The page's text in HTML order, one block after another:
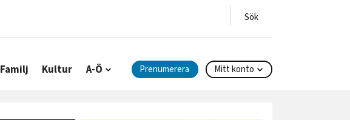
Familj Kultur A-Ö Prenumerera Mitt konto